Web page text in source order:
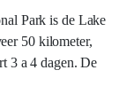
Park is de Lake
50 kilometer,
3 a 4 dagen. De